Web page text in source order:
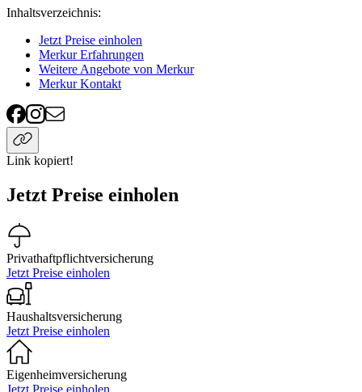
Inhaltsverzeichnis:
Jetzt Preise einholen
Merkur Erfahrungen
Weitere Angebote von Merkur
Merkur Kontakt
Link kopiert!
Jetzt Preise einholen
Privathaftpflichtversicherung
Jetzt Preise einholen
Haushaltsversicherung
Jetzt Preise einholen
Eigenheimversicherung